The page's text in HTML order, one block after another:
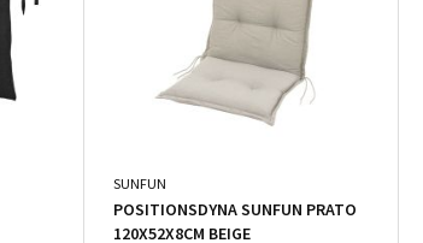
SUNFUN
POSITIONSDYNA SUNFUN PRATO
120X52X8CM BEIGE